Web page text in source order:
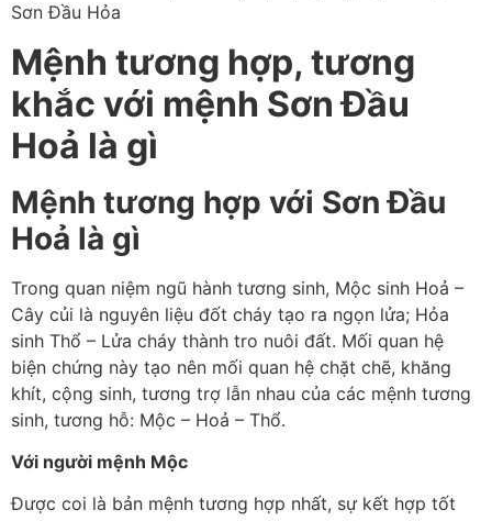
Sơn Đầu Hỏa
Mệnh tương hợp, tương
khắc với mệnh Sơn Đầu
Hoả là gì
Mệnh tương hợp với Sơn Đầu
Hoả là gì
Trong quan niệm ngũ hành tương sinh, Mộc sinh Hoả –
Cây củi là nguyên liệu đốt cháy tạo ra ngọn lửa; Hỏa
sinh Thổ – Lửa cháy thành tro nuôi đất. Mối quan hệ
biện chứng này tạo nên mối quan hệ chặt chẽ, khăng
khít, cộng sinh, tương trợ lẫn nhau của các mệnh tương
sinh, tương hỗ: Mộc – Hoả – Thổ.
Với người mệnh Mộc
Được coi là bản mệnh tương hợp nhất, sự kết hợp tốt